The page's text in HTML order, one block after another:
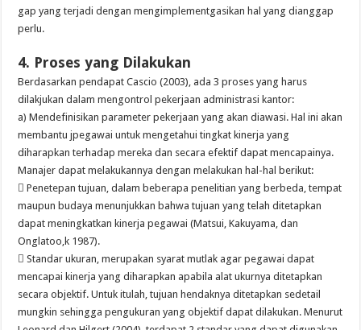
gap yang terjadi dengan mengimplementgasikan hal yang dianggap
perlu.
4. Proses yang Dilakukan
Berdasarkan pendapat Cascio (2003), ada 3 proses yang harus
dilakjukan dalam mengontrol pekerjaan administrasi kantor:
a) Mendefinisikan parameter pekerjaan yang akan diawasi. Hal ini akan
membantu jpegawai untuk mengetahui tingkat kinerja yang
diharapkan terhadap mereka dan secara efektif dapat mencapainya.
Manajer dapat melakukannya dengan melakukan hal-hal berikut:
 Penetepan tujuan, dalam beberapa penelitian yang berbeda, tempat
maupun budaya menunjukkan bahwa tujuan yang telah ditetapkan
dapat meningkatkan kinerja pegawai (Matsui, Kakuyama, dan
Onglatoo,k 1987).
 Standar ukuran, merupakan syarat mutlak agar pegawai dapat
mencapai kinerja yang diharapkan apabila alat ukurnya ditetapkan
secara objektif. Untuk itulah, tujuan hendaknya ditetapkan sedetail
mungkin sehingga pengukuran yang objektif dapat dilakukan. Menurut